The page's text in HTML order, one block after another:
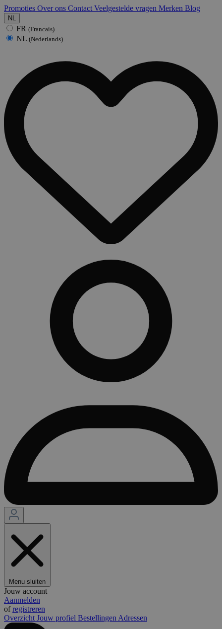
Promoties Over ons Contact Veelgestelde vragen Merken Blog
NL
FR (Francais)
NL (Nederlands)
Menu sluiten
Jouw account
Aanmelden
ofregistreren
Overzicht Jouw profiel Bestellingen Adressen